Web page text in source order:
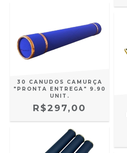
30 CANUDOS CAMURÇA
"PRONTA ENTREGA" 9.90
UNIT.
R$297,00